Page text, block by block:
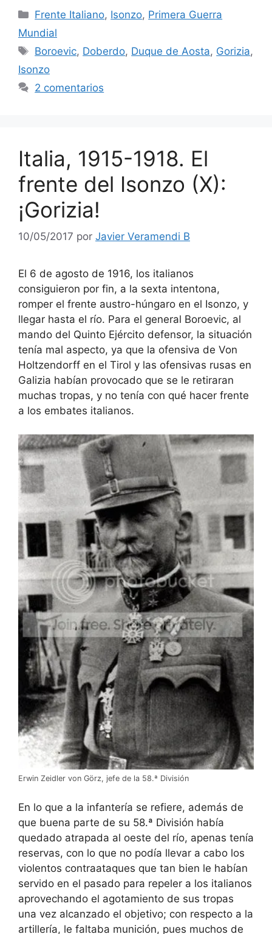
Categorías
Frente Italiano, Isonzo, Primera Guerra
Mundial
Etiquetas
Boroevic, Doberdo, Duque de Aosta, Gorizia,
Isonzo
2 comentarios
Italia, 1915-1918. El
frente del Isonzo (X):
¡Gorizia!
10/05/2017 por Javier Veramendi B
El 6 de agosto de 1916, los italianos
consiguieron por fin, a la sexta intentona,
romper el frente austro-húngaro en el Isonzo, y
llegar hasta el río. Para el general Boroevic, al
mando del Quinto Ejército defensor, la situación
tenía mal aspecto, ya que la ofensiva de Von
Holtzendorff en el Tirol y las ofensivas rusas en
Galizia habían provocado que se le retiraran
muchas tropas, y no tenía con qué hacer frente
a los embates italianos.
Erwin Zeidler von Görz, jefe de la 58.ª División
En lo que a la infantería se refiere, además de
que buena parte de su 58.ª División había
quedado atrapada al oeste del río, apenas tenía
reservas, con lo que no podía llevar a cabo los
violentos contraataques que tan bien le habían
servido en el pasado para repeler a los italianos
aprovechando el agotamiento de sus tropas
una vez alcanzado el objetivo; con respecto a la
artillería, le faltaba munición, pues muchos de